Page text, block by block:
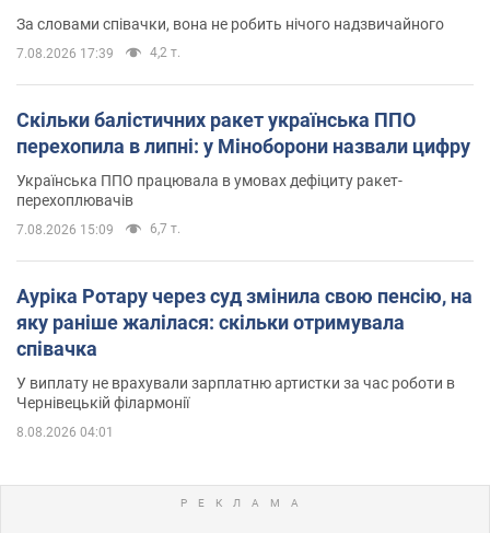
За словами співачки, вона не робить нічого надзвичайного
7.08.2026 17:39 4,2 т.
Скільки балістичних ракет українська ППО
перехопила в липні: у Міноборони назвали цифру
Українська ППО працювала в умовах дефіциту ракет-
перехоплювачів
7.08.2026 15:09 6,7 т.
Ауріка Ротару через суд змінила свою пенсію, на
яку раніше жалілася: скільки отримувала
співачка
У виплату не врахували зарплатню артистки за час роботи в
Чернівецькій філармонії
8.08.2026 04:01